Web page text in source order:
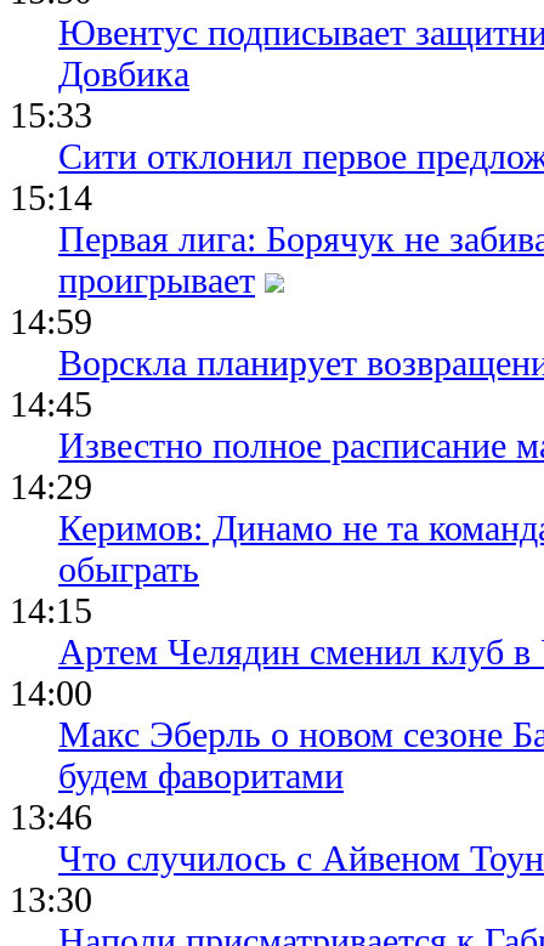
Ювентус подписывает
Довбика
15:33
Сити отклонил первое
15:14
Первая лига: Борячук не
проигрывает
14:59
Ворскла планирует
14:45
Известно полное расписание
14:29
Керимов: Динамо не та
обыграть
14:15
Артем Челядин сменил клуб
14:00
Макс Эберль о новом сезоне
будем фаворитами
13:46
Что случилось с Айвеном
13:30